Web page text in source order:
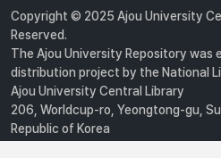
Copyright © 2025 Ajou University
Reserved.
The Ajou University Repository was
distribution project by the National
Ajou University Central Library
206, Worldcup-ro, Yeongtong-gu,
Republic of Korea